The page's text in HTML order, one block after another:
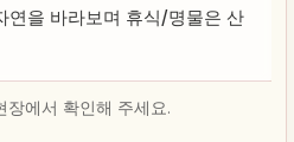
연을 바라보며 휴식/명물은 산
장에서 확인해 주세요.